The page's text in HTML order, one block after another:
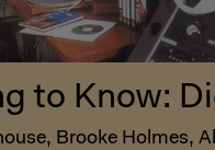
to Know:
Brooke Holmes,